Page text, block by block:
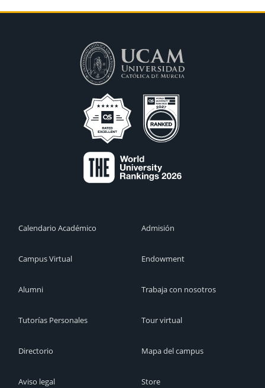
Calendario Académico
Campus Virtual
Alumni
Tutorías Personales
Directorio
Aviso legal
Admisión
Endowment
Trabaja con nosotros
Tour virtual
Mapa del campus
Store